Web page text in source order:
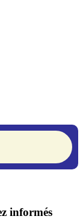
informés